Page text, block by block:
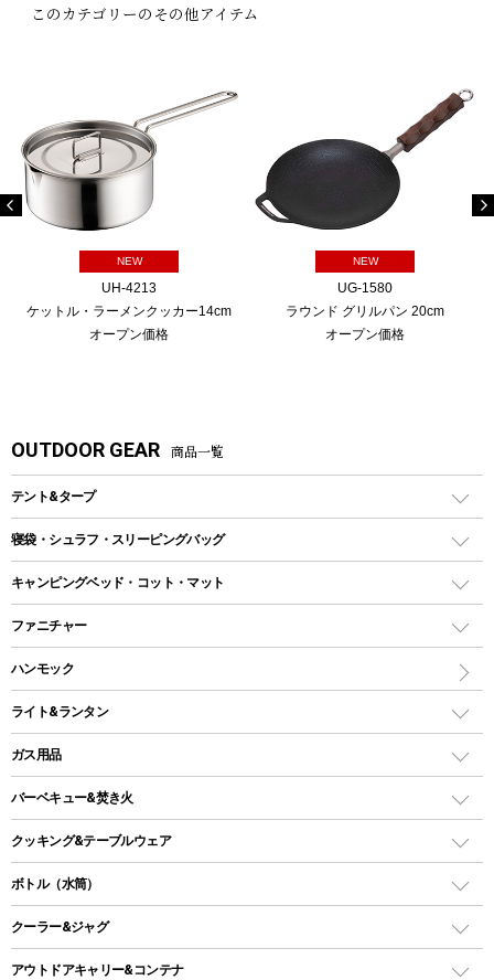
このカテゴリーのその他アイテム
NEW
UH-4213
ケットル・ラーメンクッカー14cm
オープン価格
NEW
UG-1580
ラウンド グリルパン 20cm
オープン価格
OUTDOOR GEAR 商品一覧
テント&タープ
テント
ツールームテント
ワンポールテント
シェルターテント
ロッジ型・オリジナルテント
タープ
スクエアタープ（レクタタープ）
メッシュタープ
自立式タープ
寝袋・シュラフ・スリーピングバッグ
レクタングラー型（封筒型）シュラフ
インナーシュラフ
キャンピングベッド・コット・マット
キャンピングベッド・コット
インフレータブルマット
ファニチャー
アウトドアテーブル
レジャーシート
ハンモック
ライト&ランタン
LEDランタン
ガスランタン
オイルランタン
LEDライト
ヘッドライト
キャンドル
ガス用品
ガスバーナー
ガス缶
ガストーチ、ライター
バーベキュー&焚き火
バーベキューコンロ、グリル
焚き火台タイプ（ロースタイル）グリル
卓上タイプグリル
パーティータイプグリル
クッキング&テーブルウェア
ダッチオーブン
ホットサンドメーカー
ボトル（水筒）
ステンレスボトル
クーラー&ジャグ
クーラーボックス
アウトドアキャリー&コンテナ